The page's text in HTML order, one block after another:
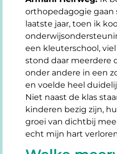
orthopedagogie gaan
laatste jaar, toen ik
een kleuterschool,
stond daar meerdere
onder andere in een
en voelde heel
Niet naast de klas
kinderen bezig zijn,
groei van dichtbij
echt mijn hart